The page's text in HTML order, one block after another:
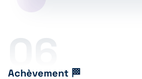
06
Achèvement 🏁